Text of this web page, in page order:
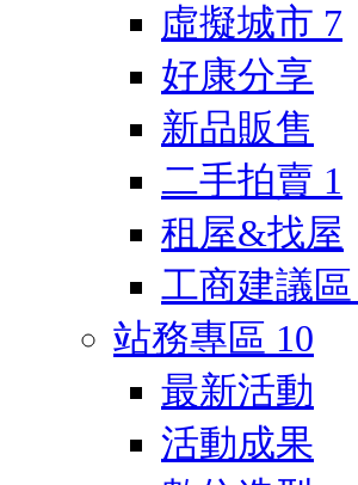
虛擬城市 7
好康分享
新品販售
二手拍賣 1
租屋&找屋
工商建議區
站務專區 10
最新活動
活動成果